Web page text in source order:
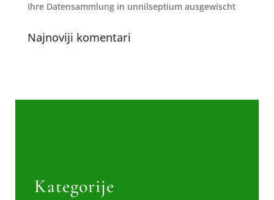
Ihre Datensammlung in unnilseptium ausgewischt
Najnoviji komentari
Kategorije